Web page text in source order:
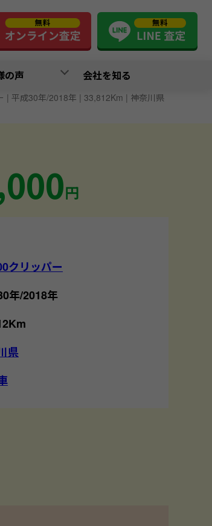
の声 会社を知る
| 平成30年/2018年 | 33,812Km | 神奈川県
円
クリッパー
年/2018年
県